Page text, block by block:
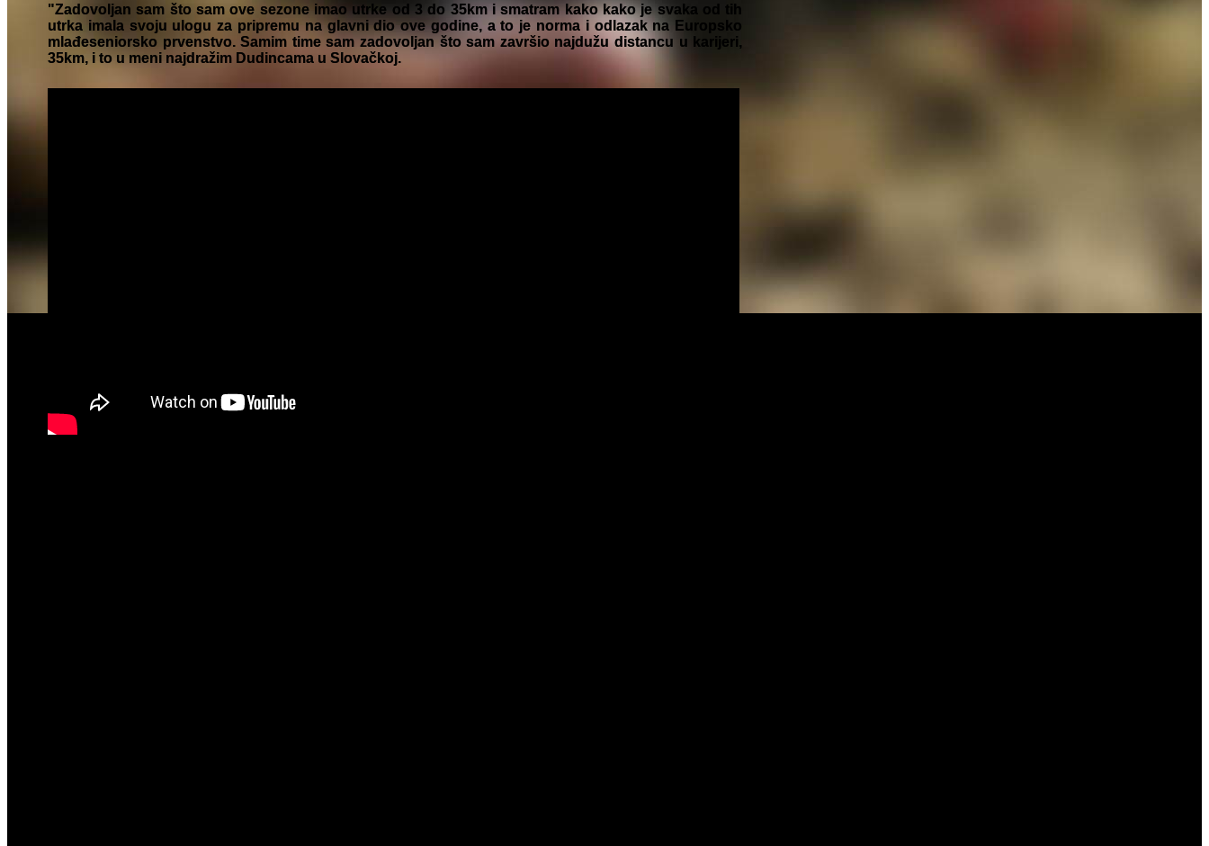
"Zadovoljan sam što sam ove sezone imao utrke od 3 do 35km i smatram kako kako je svaka od tih
utrka imala svoju ulogu za pripremu na glavni dio ove godine, a to je norma i odlazak na Europsko
mlađeseniorsko prvenstvo. Samim time sam zadovoljan što sam završio najdužu distancu u karijeri,
35km, i to u meni najdražim Dudincama u Slovačkoj.